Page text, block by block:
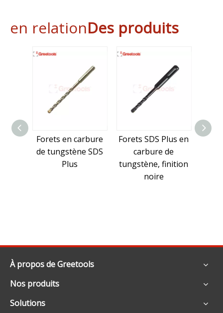
en relationDes produits
Forets en carbure
de tungstène SDS
Plus
Forets SDS Plus en
carbure de
tungstène, finition
noire
À propos de Greetools
Nos produits
Solutions